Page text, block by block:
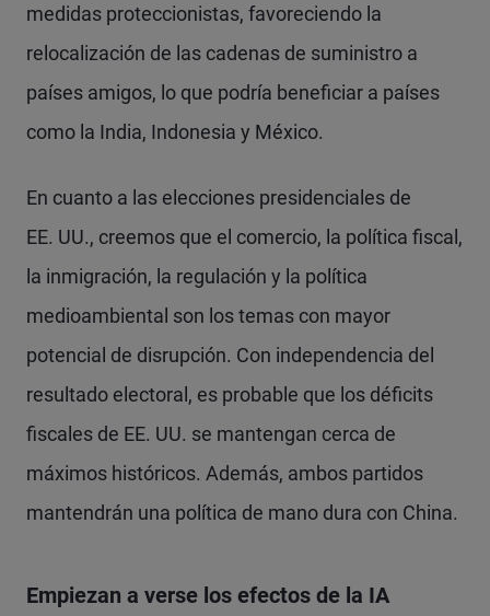
medidas proteccionistas, favoreciendo la
relocalización de las cadenas de suministro a
países amigos, lo que podría beneficiar a países
como la India, Indonesia y México.
En cuanto a las elecciones presidenciales de
EE. UU., creemos que el comercio, la política fiscal,
la inmigración, la regulación y la política
medioambiental son los temas con mayor
potencial de disrupción. Con independencia del
resultado electoral, es probable que los déficits
fiscales de EE. UU. se mantengan cerca de
máximos históricos. Además, ambos partidos
mantendrán una política de mano dura con China.
Empiezan a verse los efectos de la IA